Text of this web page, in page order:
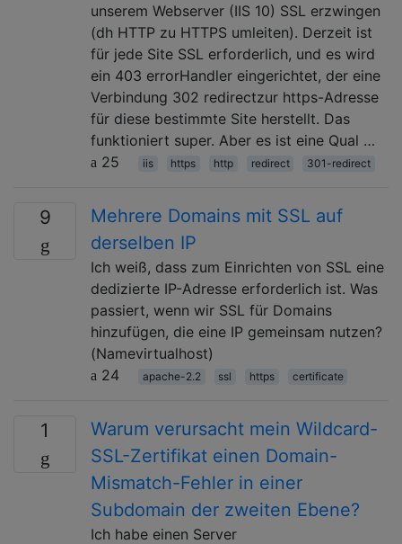
unserem Webserver (IIS 10) SSL erzwingen
(dh HTTP zu HTTPS umleiten). Derzeit ist
für jede Site SSL erforderlich, und es wird
ein 403 errorHandler eingerichtet, der eine
Verbindung 302 redirectzur https-Adresse
für diese bestimmte Site herstellt. Das
funktioniert super. Aber es ist eine Qual …
25
iis https http redirect 301-redirect
9
Mehrere Domains mit SSL auf
derselben IP
Ich weiß, dass zum Einrichten von SSL eine
dedizierte IP-Adresse erforderlich ist. Was
passiert, wenn wir SSL für Domains
hinzufügen, die eine IP gemeinsam nutzen?
(Namevirtualhost)
24
apache-2.2 ssl https certificate
1
Warum verursacht mein Wildcard-
SSL-Zertifikat einen Domain-
Mismatch-Fehler in einer
Subdomain der zweiten Ebene?
Ich habe einen Server